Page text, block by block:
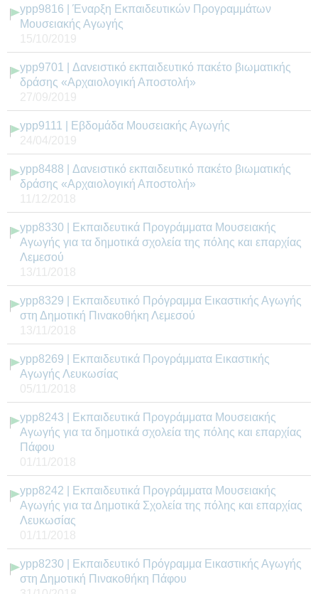
ypp9816 | Έναρξη Εκπαιδευτικών Προγραμμάτων
Μουσειακής Αγωγής
15/10/2019
ypp9701 | Δανειστικό εκπαιδευτικό πακέτο βιωματικής
δράσης «Αρχαιολογική Αποστολή»
27/09/2019
ypp9111 | Εβδομάδα Μουσειακής Αγωγής
24/04/2019
ypp8488 | Δανειστικό εκπαιδευτικό πακέτο βιωματικής
δράσης «Αρχαιολογική Αποστολή»
11/12/2018
ypp8330 | Εκπαιδευτικά Προγράμματα Μουσειακής
Αγωγής για τα δημοτικά σχολεία της πόλης και επαρχίας
Λεμεσού
13/11/2018
ypp8329 | Εκπαιδευτικό Πρόγραμμα Εικαστικής Αγωγής
στη Δημοτική Πινακοθήκη Λεμεσού
13/11/2018
ypp8269 | Εκπαιδευτικά Προγράμματα Εικαστικής
Αγωγής Λευκωσίας
05/11/2018
ypp8243 | Εκπαιδευτικά Προγράμματα Μουσειακής
Αγωγής για τα δημοτικά σχολεία της πόλης και επαρχίας
Πάφου
01/11/2018
ypp8242 | Εκπαιδευτικά Προγράμματα Μουσειακής
Αγωγής για τα Δημοτικά Σχολεία της πόλης και επαρχίας
Λευκωσίας
01/11/2018
ypp8230 | Εκπαιδευτικό Πρόγραμμα Εικαστικής Αγωγής
στη Δημοτική Πινακοθήκη Πάφου